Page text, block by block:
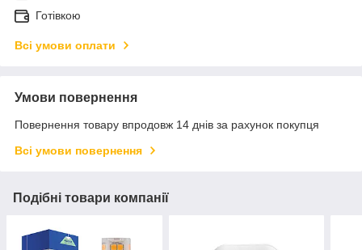
Готівкою
Всі умови оплати
Умови повернення
Повернення товару впродовж 14 днів за рахунок покупця
Всі умови повернення
Подібні товари компанії